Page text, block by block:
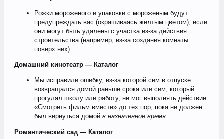
Рожки мороженого и упаковки с мороженым будут
предупреждать вас (окрашиваясь желтым цветом), если
они могут быть удалены с участка из-за действия
строительства (например, из-за создания комнаты
поверх них).
Домашний кинотеатр — Каталог
Мы исправили ошибку, из-за которой сим в отпуске
возвращался домой раньше срока или сим, который
прогулял школу или работу, не мог выполнять действие
«Смотреть фильм вместе» до тех пор, пока не должен
был вернуться домой в назначенное время.
Романтический сад — Каталог